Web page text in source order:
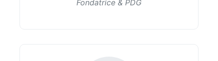
Fondatrice & PDG